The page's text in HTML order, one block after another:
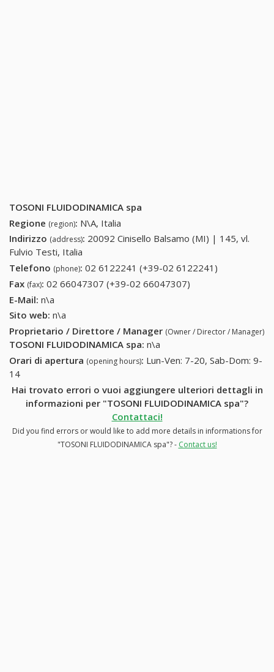
TOSONI FLUIDODINAMICA spa
Regione (region): N\A, Italia
Indirizzo (address): 20092 Cinisello Balsamo (MI) | 145, vl.
Fulvio Testi, Italia
Telefono (phone): 02 6122241 (+39-02 6122241)
Fax (fax): 02 66047307 (+39-02 66047307)
E-Mail: n\a
Sito web: n\a
Proprietario / Direttore / Manager (Owner / Director / Manager)
TOSONI FLUIDODINAMICA spa: n\a
Orari di apertura (opening hours): Lun-Ven: 7-20, Sab-Dom: 9-
14
Hai trovato errori o vuoi aggiungere ulteriori dettagli in
informazioni per "TOSONI FLUIDODINAMICA spa"?
Contattaci!
Did you find errors or would like to add more details in informations for
"TOSONI FLUIDODINAMICA spa"? - Contact us!